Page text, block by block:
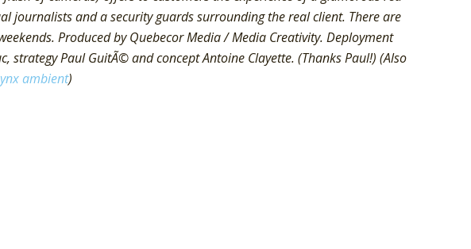
journalists and a security guards surrounding the real client. There are
Produced by Quebecor Media / Media Creativity. Deployment
strategy Paul GuitÃ© and concept Antoine Clayette. (Thanks Paul!) (Also
ambient)